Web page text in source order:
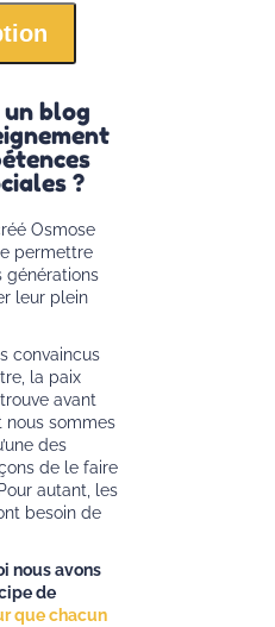
blog
?
Osmose
permettre
générations
leur plein
convaincus
la paix
avant
nous sommes
des
de le faire
autant, les
besoin de
nous avons
de
que chacun